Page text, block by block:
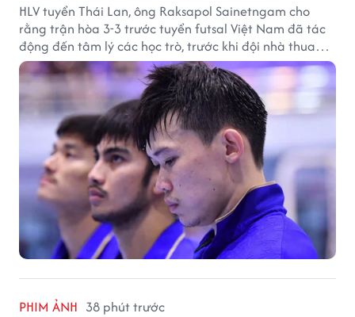
HLV tuyển Thái Lan, ông Raksapol Sainetngam cho
rằng trận hòa 3-3 trước tuyển futsal Việt Nam đã tác
động đến tâm lý các học trò, trước khi đội nhà thua
đậm Nga 1-7.
PHIM ẢNH 38 phút trước